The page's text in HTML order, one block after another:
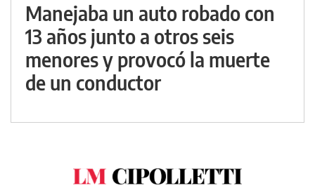
Manejaba un auto robado con
13 años junto a otros seis
menores y provocó la muerte
de un conductor